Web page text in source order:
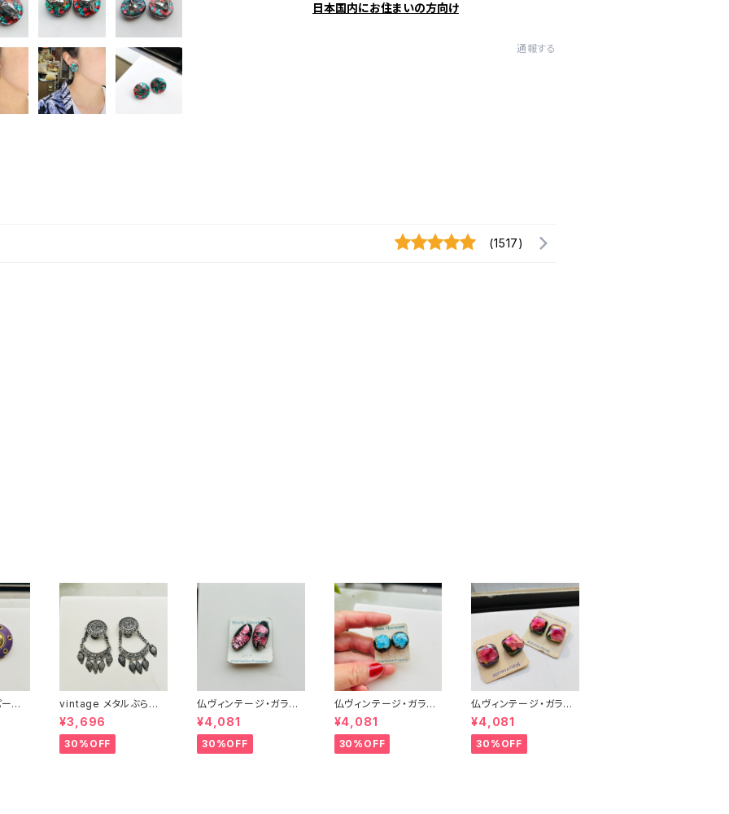
日本国内にお住まいの方向け
通報する
(1517)
プ
vintage メタルぶら下
がりイヤリング
¥3,696
30%OFF
仏ヴィンテージ・ガラス
イヤリング（ピンクOva
l）
¥4,081
30%OFF
仏ヴィンテージ・ガラス
イヤリング（ブルー丸
型）
¥4,081
30%OFF
仏ヴィンテージ・ガラス
イヤリング（ピンク・スク
エア）
¥4,081
30%OFF